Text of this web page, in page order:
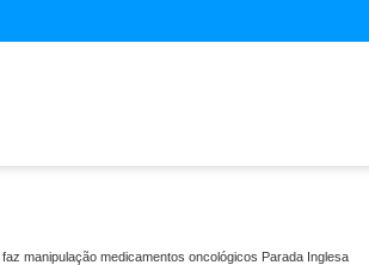
faz manipulação medicamentos oncológicos Parada Inglesa